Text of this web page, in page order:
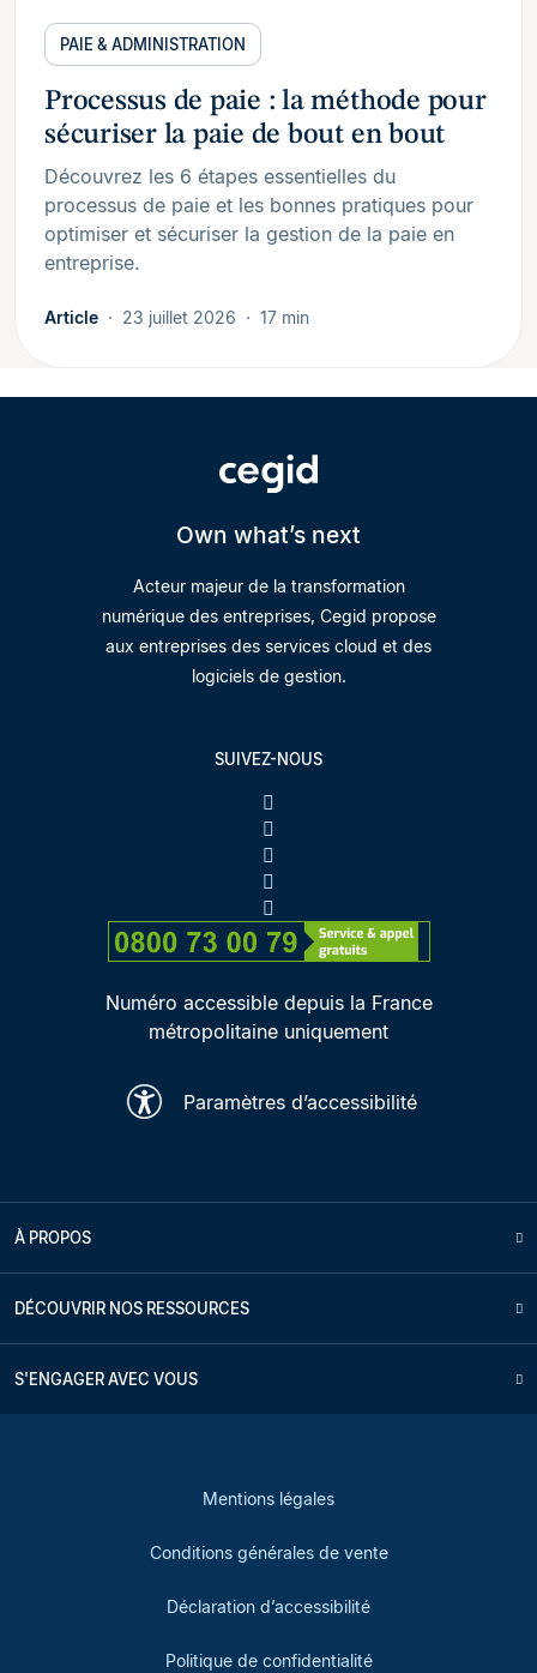
PAIE & ADMINISTRATION
Processus de paie : la méthode pour
sécuriser la paie de bout en bout
Découvrez les 6 étapes essentielles du
processus de paie et les bonnes pratiques pour
optimiser et sécuriser la gestion de la paie en
entreprise.
Article 23 juillet 2026 17 min
Own what’s next
Acteur majeur de la transformation
numérique des entreprises, Cegid propose
aux entreprises des services cloud et des
logiciels de gestion.
SUIVEZ-NOUS
Numéro accessible depuis la France
métropolitaine uniquement
Paramètres d’accessibilité
À PROPOS
DÉCOUVRIR NOS RESSOURCES
S'ENGAGER AVEC VOUS
Mentions légales
Conditions générales de vente
Déclaration d’accessibilité
Politique de confidentialité